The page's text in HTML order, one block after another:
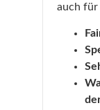
auch für